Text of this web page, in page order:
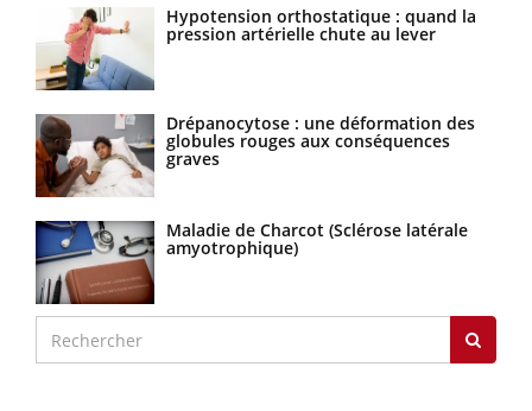
Hypotension orthostatique : quand la
pression artérielle chute au lever
Drépanocytose : une déformation des
globules rouges aux conséquences
graves
Maladie de Charcot (Sclérose latérale
amyotrophique)